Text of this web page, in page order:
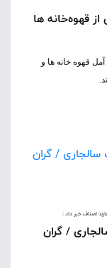
از قهوه‌خانه ها
قهوه خانه ها و
اصناف خبر داد :
/ گران